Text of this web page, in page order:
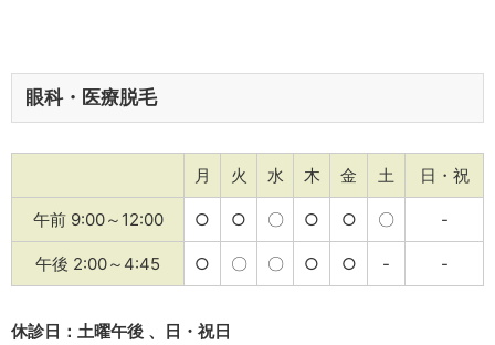
眼科・医療脱毛
月 火 水 木 金 土 日・祝
午前 9:00～12:00 ○ ○ 〇 ○ ○ 〇 -
午後 2:00～4:45 ○ 〇 〇 ○ ○ - -
休診日：土曜午後 、日・祝日